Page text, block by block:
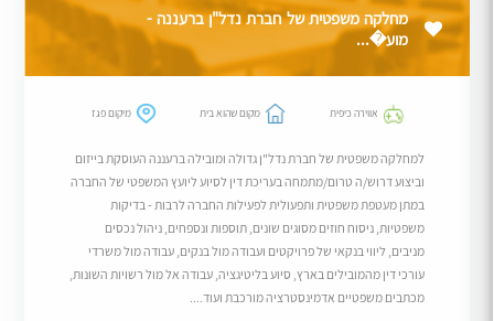
מחלקה משפטית של חברת נדל"ן ברעננה -
מוע�...
אווירה כיפית מקום שהוא בית מיקום פגז
למחלקה משפטית של חברת נדל"ן גדולה ומובילה ברעננה העוסקת בייזום
וביצוע דרוש/ה טרום/מתמחה בעריכת דין לסיוע ליועץ המשפטי של החברה
במתן מעטפת משפטית ותפעולית לפעילות החברה לרבות - בדיקות
משפטיות, ניסוח חוזים מסוגים שונים, תוספות ונספחים, ניהול נכסים
מניבים, ליווי בנקאי של פרויקטים ועבודה מול בנקים, עבודה מול משרדי
עורכי דין מהמובילים בארץ, סיוע בליטיגציה, עבודה אל מול רשויות השונות,
מכתבים משפטיים אדמינסטרציה מורכבת ועוד....